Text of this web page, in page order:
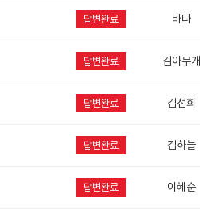
답변완료 바다
답변완료 김아무개
답변완료 김선희
답변완료 김하늘
답변완료 이혜순